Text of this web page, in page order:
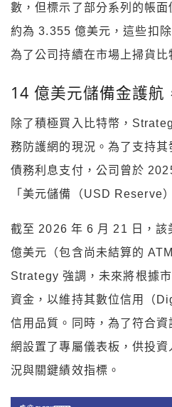
數，但標示了部分系列的帳
約為 3.355 億美元，這些扣
為了公司持續在市場上掃貨比
14 億美元儲備金護航
除了積極買入比特幣，
務防護網的現況。為了支持
債務利息支付，公司曾於
「美元儲備（USD Reserve
截至 2026 年 6 月 21 日，該
億美元（包含尚未結算的
Strategy 強調，未來將根據
資金，以維持其數位信用（
信用品質。同時，為了符合
網設置了專屬儀表板，供投
況與關鍵績效指標。